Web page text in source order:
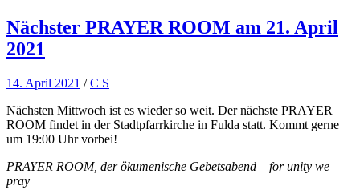
Nächster PRAYER ROOM am 21. April
2021
14. April 2021 /C S
Nächsten Mittwoch ist es wieder so weit. Der nächste PRAYER
ROOM findet in der Stadtpfarrkirche in Fulda statt. Kommt gerne
um 19:00 Uhr vorbei!
PRAYER ROOM, der ökumenische Gebetsabend – for unity we
pray